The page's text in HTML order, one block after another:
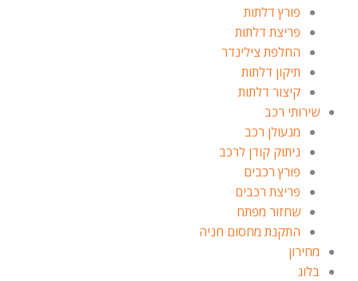
פורץ דלתות
פריצת דלתות
החלפת צילינדר
תיקון דלתות
קיצור דלתות
שירותי רכב
מנעולן רכב
ניתוק קודן לרכב
פורץ רכבים
פריצת רכבים
שחזור מפתח
התקנת מחסום חניה
מחירון
בלוג